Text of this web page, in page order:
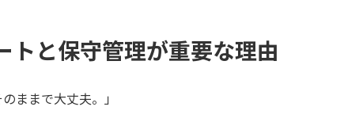
と保守管理が重要な理由
ままで大丈夫。」